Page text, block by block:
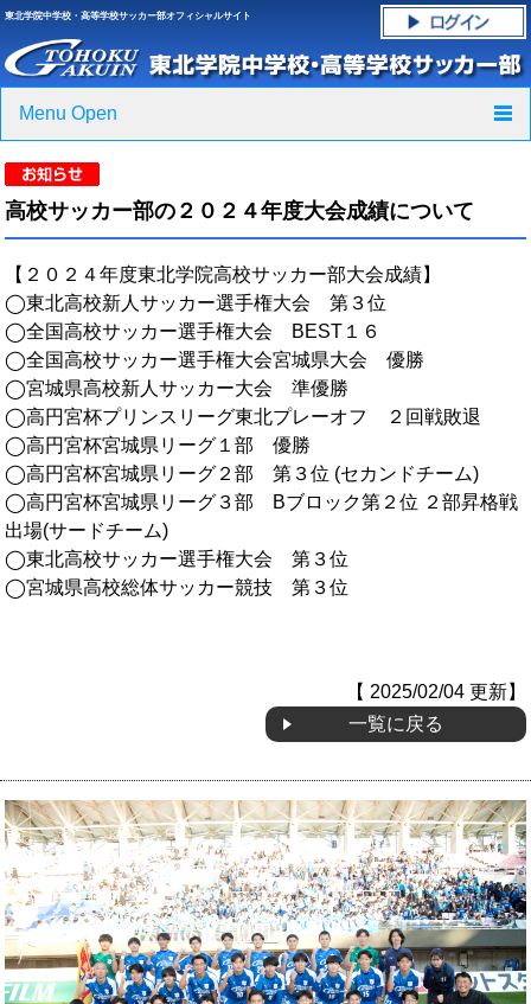
東北学院中学校・高等学校サッカー部オフィシャルサイト
Menu Open
ニュース
クラブ紹介・進路実績
スケジュール
グラウンド・施設紹介
フォトギャラリー
応援グッズご案内
OB会
高校サッカー部の２０２４年度大会成績について
【２０２４年度東北学院高校サッカー部大会成績】
◯東北高校新人サッカー選手権大会 第３位
◯全国高校サッカー選手権大会 BEST１６
◯全国高校サッカー選手権大会宮城県大会 優勝
◯宮城県高校新人サッカー大会 準優勝
◯高円宮杯プリンスリーグ東北プレーオフ ２回戦敗退
◯高円宮杯宮城県リーグ１部 優勝
◯高円宮杯宮城県リーグ２部 第３位 (セカンドチーム)
◯高円宮杯宮城県リーグ３部 Bブロック第２位 ２部昇格戦
出場(サードチーム)
◯東北高校サッカー選手権大会 第３位
◯宮城県高校総体サッカー競技 第３位
【 2025/02/04 更新】
一覧に戻る